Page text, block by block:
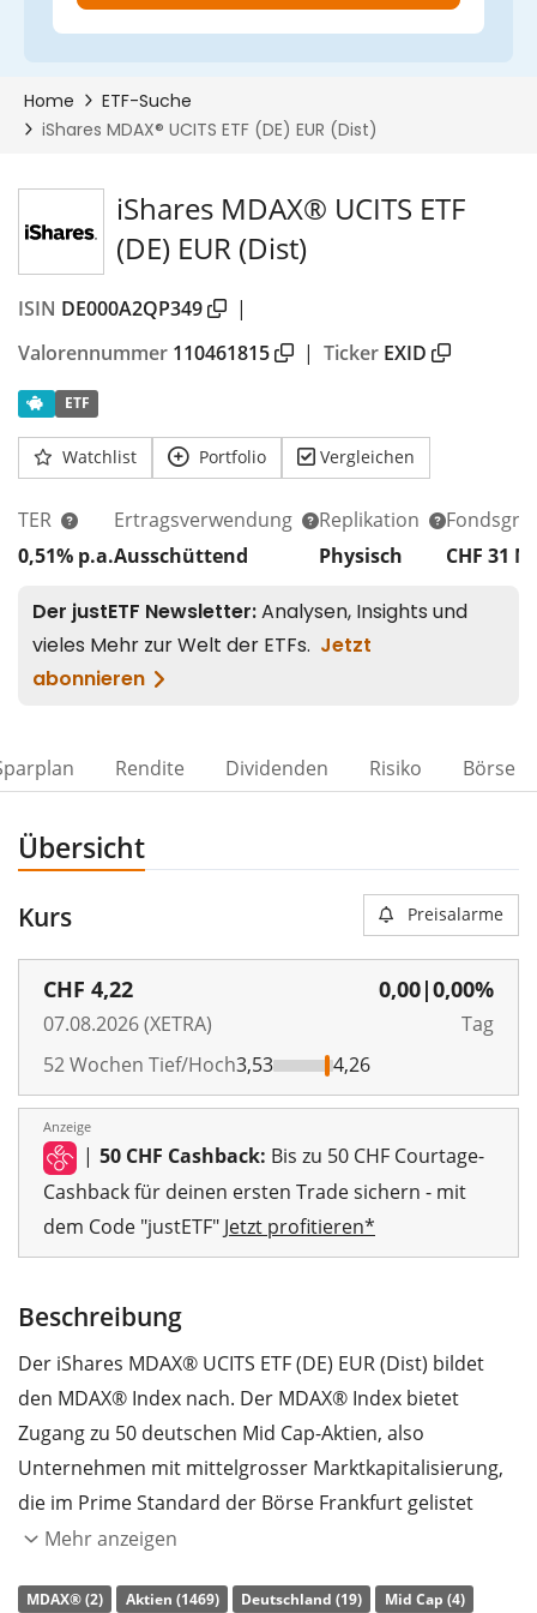
iShares MDAX® UCITS ETF
(DE) EUR (Dist)
ISIN DE000A2QP349
|
Valorennummer 110461815 | Ticker EXID
ETF
Watchlist Portfolio Vergleichen
TER
0,51% p.a.
Ertragsverwendung
Ausschüttend
Replikation
Physisch
CHF 31
Rendite Dividenden Risiko Börse
Übersicht
Kurs Preisalarme
CHF 4,22
07.08.2026 (XETRA)
0,00|0,00%
Tag
52 Wochen Tief/Hoch3,53 4,26
Anzeige
| 50 CHF Cashback: Bis zu 50 CHF Courtage-
Cashback für deinen ersten Trade sichern - mit
dem Code "justETF" Jetzt profitieren*
Beschreibung
Der iShares MDAX® UCITS ETF (DE) EUR (Dist) bildet
den MDAX® Index nach. Der MDAX® Index bietet
Zugang zu 50 deutschen Mid Cap-Aktien, also
Unternehmen mit mittelgrosser Marktkapitalisierung,
die im Prime Standard der Börse Frankfurt gelistet
sind.
DieTER(Gesamtkostenquote) des ETF liegt bei0,51%
Mehr anzeigen
MDAX® (2) Aktien (1469) Deutschland (19) Mid Cap (4)